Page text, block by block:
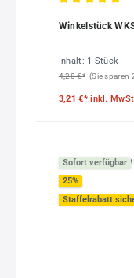
Winkelstück
Inhalt: 1 Stück
4,28 €* (Sie sparen
3,21 €*inkl.
Sofort verfügbar
25%
Staffelrabatt